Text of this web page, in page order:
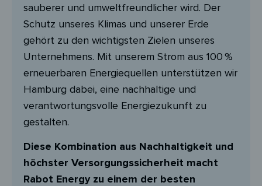
sauberer und umweltfreundlicher wird. Der
Schutz unseres Klimas und unserer Erde
gehört zu den wichtigsten Zielen unseres
Unternehmens. Mit unserem Strom aus 100 %
erneuerbaren Energiequellen unterstützen wir
Hamburg dabei, eine nachhaltige und
verantwortungsvolle Energiezukunft zu
gestalten.
Diese Kombination aus Nachhaltigkeit und
höchster Versorgungssicherheit macht
Rabot Energy zu einem der besten